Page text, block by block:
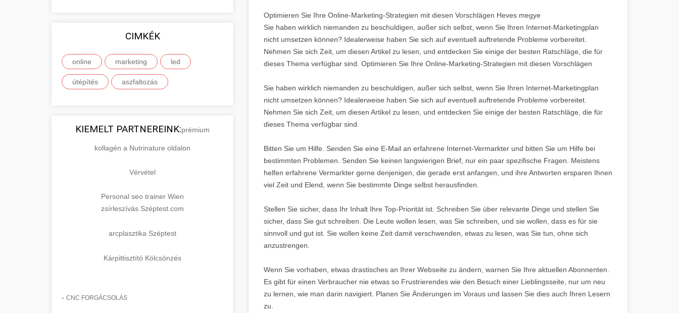
CIMKÉK
online marketing led
útépítés aszfaltozás
KIEMELT PARTNEREINK:prémium
kollagén a Nutrinature oldalon
Vérvétel
Personal seo trainer Wien
zsírleszívás Széptest.com
arcplasztika Széptest
Kárpittisztító Kölcsönzés
- CNC FORGÁCSOLÁS
Optimieren Sie Ihre Online-Marketing-Strategien mit diesen Vorschlägen Heves megye
Sie haben wirklich niemanden zu beschuldigen, außer sich selbst, wenn Sie Ihren Internet-Marketingplan
nicht umsetzen können? Idealerweise haben Sie sich auf eventuell auftretende Probleme vorbereitet.
Nehmen Sie sich Zeit, um diesen Artikel zu lesen, und entdecken Sie einige der besten Ratschläge, die für
dieses Thema verfügbar sind. Optimieren Sie Ihre Online-Marketing-Strategien mit diesen Vorschlägen
Sie haben wirklich niemanden zu beschuldigen, außer sich selbst, wenn Sie Ihren Internet-Marketingplan
nicht umsetzen können? Idealerweise haben Sie sich auf eventuell auftretende Probleme vorbereitet.
Nehmen Sie sich Zeit, um diesen Artikel zu lesen, und entdecken Sie einige der besten Ratschläge, die für
dieses Thema verfügbar sind.
Bitten Sie um Hilfe. Senden Sie eine E-Mail an erfahrene Internet-Vermarkter und bitten Sie um Hilfe bei
bestimmten Problemen. Senden Sie keinen langwierigen Brief, nur ein paar spezifische Fragen. Meistens
helfen erfahrene Vermarkter gerne denjenigen, die gerade erst anfangen, und ihre Antworten ersparen Ihnen
viel Zeit und Elend, wenn Sie bestimmte Dinge selbst herausfinden.
Stellen Sie sicher, dass Ihr Inhalt Ihre Top-Priorität ist. Schreiben Sie über relevante Dinge und stellen Sie
sicher, dass Sie gut schreiben. Die Leute wollen lesen, was Sie schreiben, und sie wollen, dass es für sie
sinnvoll und gut ist. Sie wollen keine Zeit damit verschwenden, etwas zu lesen, was Sie tun, ohne sich
anzustrengen.
Wenn Sie vorhaben, etwas drastisches an Ihrer Webseite zu ändern, warnen Sie Ihre aktuellen Abonnenten.
Es gibt für einen Verbraucher nie etwas so Frustrierendes wie den Besuch einer Lieblingsseite, nur um neu
zu lernen, wie man darin navigiert. Planen Sie Änderungen im Voraus und lassen Sie dies auch Ihren Lesern
zu.